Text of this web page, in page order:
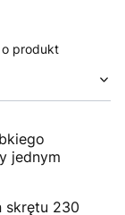
produkt
jednym
skrętu 230